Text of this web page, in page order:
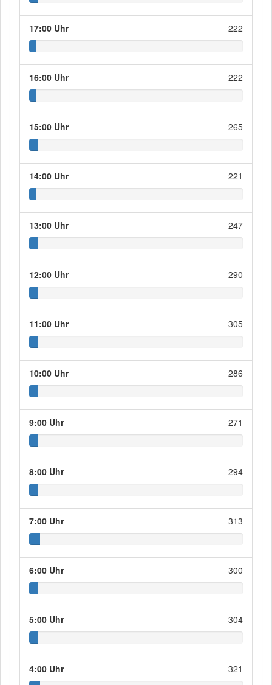
17:00 Uhr 222
16:00 Uhr 222
15:00 Uhr 265
14:00 Uhr 221
13:00 Uhr 247
12:00 Uhr 290
11:00 Uhr 305
10:00 Uhr 286
9:00 Uhr 271
8:00 Uhr 294
7:00 Uhr 313
6:00 Uhr 300
5:00 Uhr 304
4:00 Uhr 321